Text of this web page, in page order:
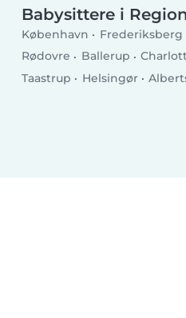
Babysittere i
København Frederiksberg
Rødovre
Ballerup
Taastrup
Helsingør